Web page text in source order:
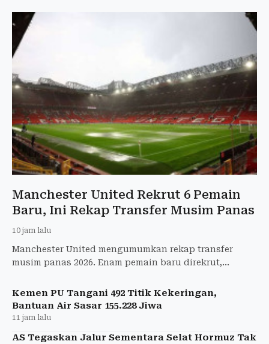
Manchester United Rekrut 6 Pemain
Baru, Ini Rekap Transfer Musim Panas
10 jam lalu
Manchester United mengumumkan rekap transfer
musim panas 2026. Enam pemain baru direkrut,
Kemen PU Tangani 492 Titik Kekeringan,
Bantuan Air Sasar 155.228 Jiwa
11 jam lalu
AS Tegaskan Jalur Sementara Selat Hormuz Tak